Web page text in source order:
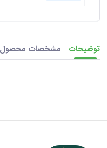
توضیحات مشخصات محصول